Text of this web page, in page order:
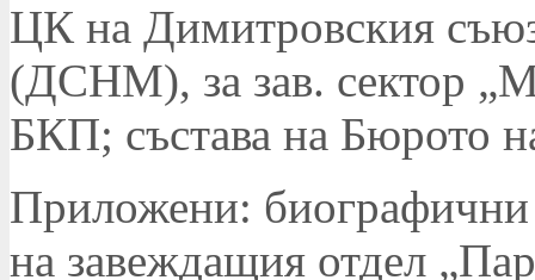
ЦК на Димитровския
(ДСНМ), за зав. сектор
БКП; състава на Бюрото
Приложени:
на завеждащия отдел